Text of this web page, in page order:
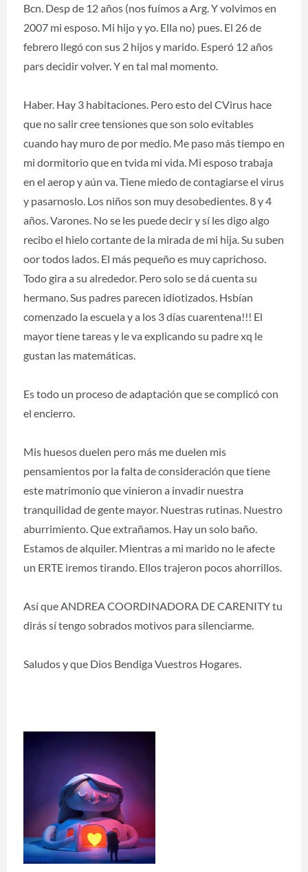
Bcn. Desp de 12 años (nos fuímos a Arg. Y volvimos en
2007 mi esposo. Mi hijo y yo. Ella no) pues. El 26 de
febrero llegó con sus 2 hijos y marido. Esperó 12 años
pars decidir volver. Y en tal mal momento.
Haber. Hay 3 habitaciones. Pero esto del CVirus hace
que no salir cree tensiones que son solo evitables
cuando hay muro de por medio. Me paso más tiempo en
mi dormitorio que en tvida mi vida. Mi esposo trabaja
en el aerop y aún va. Tiene miedo de contagiarse el virus
y pasarnoslo. Los niños son muy desobedientes. 8 y 4
años. Varones. No se les puede decir y sí les digo algo
recibo el hielo cortante de la mirada de mi hija. Su suben
oor todos lados. El más pequeño es muy caprichoso.
Todo gira a su alrededor. Pero solo se dá cuenta su
hermano. Sus padres parecen idiotizados. Hsbían
comenzado la escuela y a los 3 días cuarentena!!! El
mayor tiene tareas y le va explicando su padre xq le
gustan las matemáticas.
Es todo un proceso de adaptación que se complicó con
el encierro.
Mis huesos duelen pero más me duelen mis
pensamientos por la falta de consideración que tiene
este matrimonio que vinieron a invadir nuestra
tranquilidad de gente mayor. Nuestras rutinas. Nuestro
aburrimiento. Que extrañamos. Hay un solo baño.
Estamos de alquiler. Mientras a mi marido no le afecte
un ERTE iremos tirando. Ellos trajeron pocos ahorrillos.
Así que ANDREA COORDINADORA DE CARENITY tu
dirás sí tengo sobrados motivos para silenciarme.
Saludos y que Dios Bendiga Vuestros Hogares.